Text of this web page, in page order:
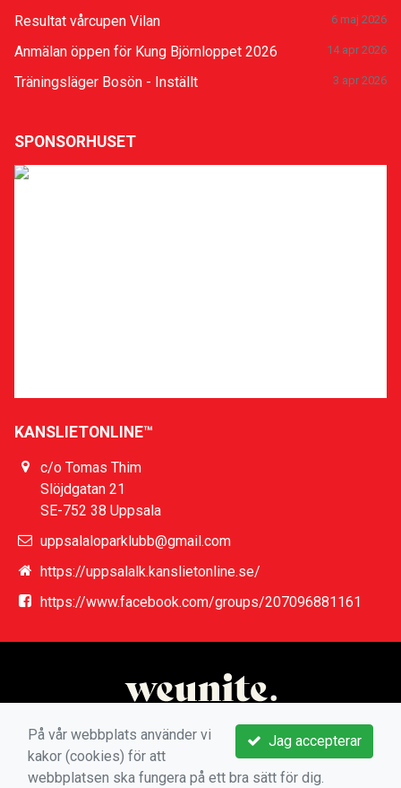
Resultat vårcupen Vilan 6 maj 2026
Anmälan öppen för Kung Björnloppet 2026 14 apr 2026
Träningsläger Bosön - Inställt 3 apr 2026
SPONSORHUSET
KANSLIETONLINE™
c/o Tomas Thim
Slöjdgatan 21
SE-752 38 Uppsala
uppsalaloparklubb@gmail.com
https://uppsalalk.kanslietonline.se/
https://www.facebook.com/groups/207096881161
Jag accepterar
På vår webbplats använder vi
kakor (cookies) för att
webbplatsen ska fungera på ett bra sätt för dig.